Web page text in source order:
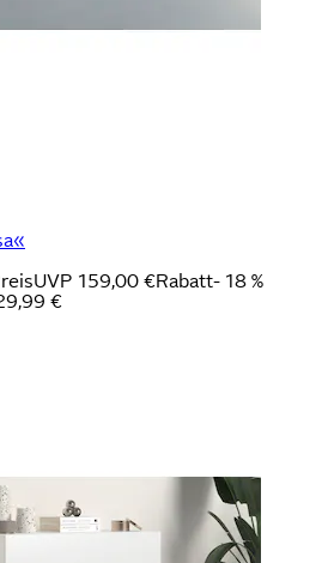
UVP 159,00 €Rabatt- 18 %
€